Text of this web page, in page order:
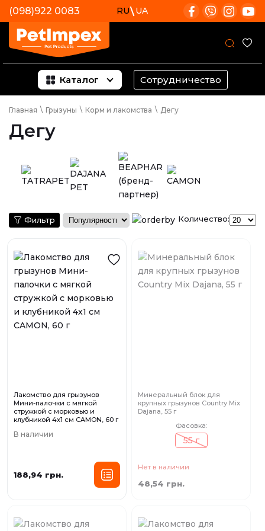
(098)922 0083 RU UA
Каталог Сотрудничество
Главная \ Грызуны \ Корм и лакомства \ Дегу
Дегу
Фильтр Количество:
Лакомство для грызунов
Мини-палочки с мягкой
стружкой с морковью и
клубникой 4x1 см CAMON, 60 г
В наличии
188,94 грн.
Минеральный блок для
крупных грызунов Country Mix
Dajana, 55 г
Фасовка:
55 г
Нет в наличии
48,54 грн.